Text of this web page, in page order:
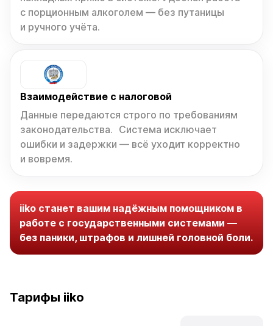
с порционным алкоголем — без путаницы
и ручного учёта.
Взаимодействие с налоговой
Данные передаются строго по требованиям
законодательства. Система исключает
ошибки и задержки — всё уходит корректно
и вовремя.
iiko станет вашим надёжным помощником в
работе с государственными системами —
без паники, штрафов и лишней головной боли.
Тарифы iiko